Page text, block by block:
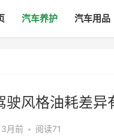
汽车养护 汽车用品
风格油耗差异
月前 • 阅读71